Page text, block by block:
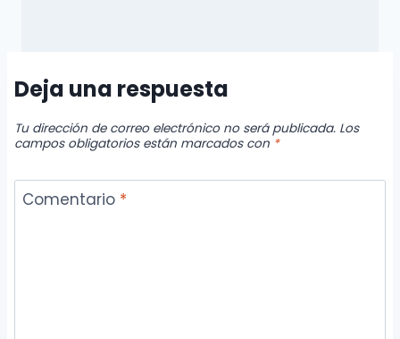
Deja una respuesta
Tu dirección de correo electrónico no será publicada. Los
campos obligatorios están marcados con *
Comentario *